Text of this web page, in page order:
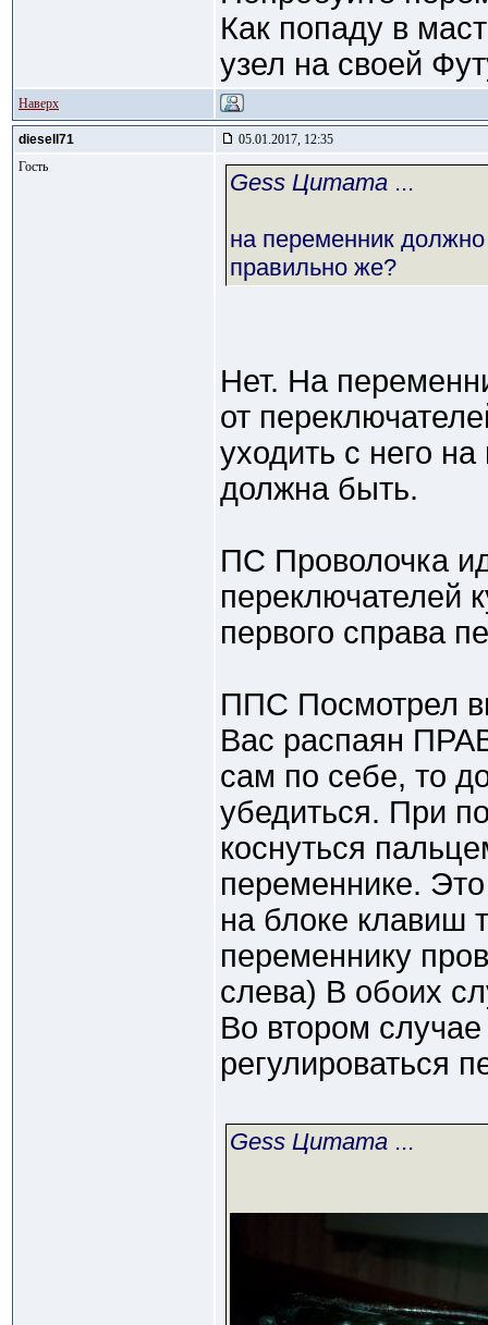
Как попаду в
узел на своей
Наверх
diesell71
05.01.2017, 12:35
Гость
Gess Цитата ...
на переменник
правильно же?
Нет. На
от
уходить с него
должна быть.
ПС Проволочка
переключателей
первого справа
ППС Посмотрел
Вас распаян
сам по себе, то
убедиться. При
коснуться
переменнике.
на блоке клавиш
переменнику
слева) В обоих
Во втором
регулироваться
Gess Цитата ...